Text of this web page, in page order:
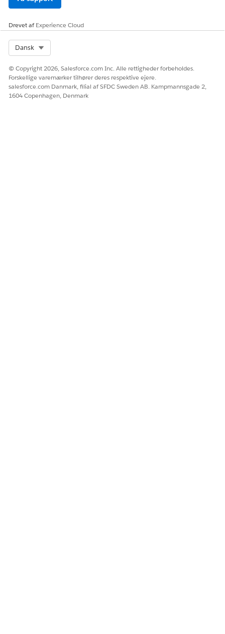
Ja Nej
Drevet afExperience Cloud
Dansk
© Copyright 2026, Salesforce.com Inc. Alle rettigheder forbeholdes.
Forskellige varemærker tilhører deres respektive ejere.
salesforce.com Danmark, filial af SFDC Sweden AB. Kampmannsgade 2,
1604 Copenhagen, Denmark